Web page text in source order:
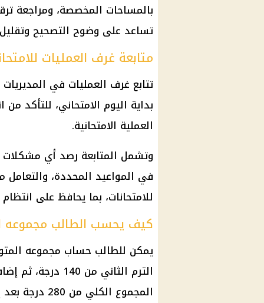
بالمساحات المخصصة، ومراجعة
تساعد على وضوح التصحيح
متابعة غرف العمليات
تتابع غرف العمليات في
بداية اليوم الامتحاني، للتأكد
العملية الامتحانية.
وتشمل المتابعة رصد أي مشكلات
في المواعيد المحددة،
للامتحانات، بما يحافظ على
كيف يحسب الطالب مجموعه
يمكن للطالب حساب مجموعه
الترم الثاني من
المجموع الكلي من 280 درجة بعد إعلان النتيجة.